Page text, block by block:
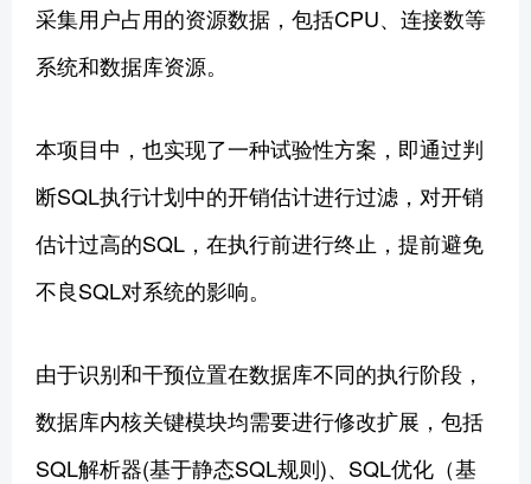
采集用户占用的资源数据，包括CPU、连接数等
系统和数据库资源。
本项目中，也实现了一种试验性方案，即通过判
断SQL执行计划中的开销估计进行过滤，对开销
估计过高的SQL，在执行前进行终止，提前避免
不良SQL对系统的影响。
由于识别和干预位置在数据库不同的执行阶段，
数据库内核关键模块均需要进行修改扩展，包括
SQL解析器(基于静态SQL规则)、SQL优化（基